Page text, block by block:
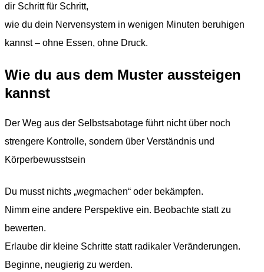
dir Schritt für Schritt,
wie du dein Nervensystem in wenigen Minuten beruhigen
kannst – ohne Essen, ohne Druck.
Wie du aus dem Muster aussteigen
kannst
Der Weg aus der Selbstsabotage führt nicht über noch
strengere Kontrolle, sondern über Verständnis und
Körperbewusstsein
Du musst nichts „wegmachen“ oder bekämpfen.
Nimm eine andere Perspektive ein. Beobachte statt zu
bewerten.
Erlaube dir kleine Schritte statt radikaler Veränderungen.
Beginne, neugierig zu werden.